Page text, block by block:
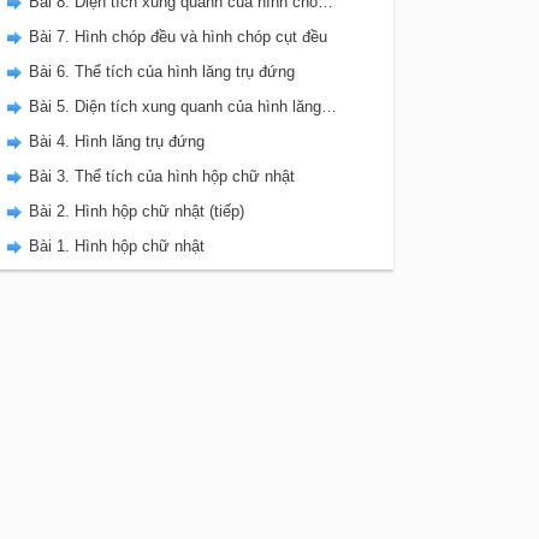
Bài 7. Hình chóp đều và hình chóp cụt đều
Bài 6. Thể tích của hình lăng trụ đứng
Bài 5. Diện tích xung quanh của hình lăng trụ đứng
Bài 4. Hình lăng trụ đứng
Bài 3. Thể tích của hình hộp chữ nhật
Bài 2. Hình hộp chữ nhật (tiếp)
Bài 1. Hình hộp chữ nhật